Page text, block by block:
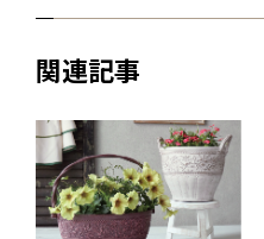
関連記事